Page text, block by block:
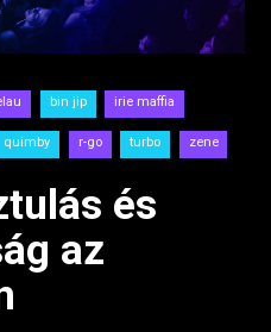
bin jip irie maffia
quimby r-go turbo zene
és
az